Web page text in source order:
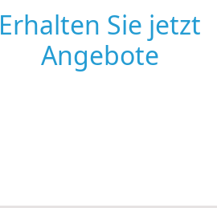
Erhalten Sie jetzt
Angebote